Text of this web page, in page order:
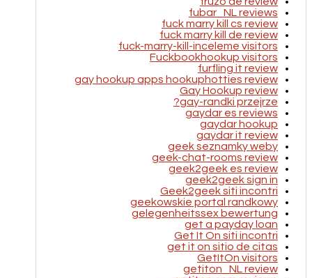
fubar_NL reviews
fuck marry kill cs review
fuck marry kill de review
fuck-marry-kill-inceleme visitors
Fuckbookhookup visitors
furfling it review
gay hookup apps hookuphotties review
Gay Hookup review
gay-randki przejrze?
gaydar es reviews
gaydar hookup
gaydar it review
geek seznamky weby
geek-chat-rooms review
geek2geek es review
geek2geek sign in
Geek2geek siti incontri
geekowskie portal randkowy
gelegenheitssex bewertung
get a payday loan
Get It On siti incontri
get it on sitio de citas
GetItOn visitors
getiton_NL review